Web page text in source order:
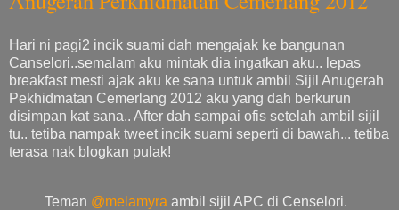
Hari ni pagi2 incik suami dah mengajak ke bangunan
Canselori..semalam aku mintak dia ingatkan aku.. lepas
breakfast mesti ajak aku ke sana untuk ambil Sijil Anugerah
Pekhidmatan Cemerlang 2012 aku yang dah berkurun
disimpan kat sana.. After dah sampai ofis setelah ambil sijil
tu.. tetiba nampak tweet incik suami seperti di bawah... tetiba
terasa nak blogkan pulak!
Teman @melamyra ambil sijil APC di Censelori.